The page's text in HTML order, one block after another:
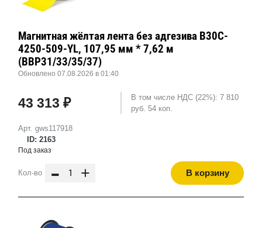
Арт. gws117918
ID: 2163
Магнитная жёлтая лента без адгезива B30C-
4250-509-YL, 107,95 мм * 7,62 м
(BBP31/33/35/37)
Обновлено 07.08.2026 в 01:40
43 313 ₽
В том числе НДС (22%): 7 810
руб. 54 коп.
Под заказ
Кол-во - + В корзину